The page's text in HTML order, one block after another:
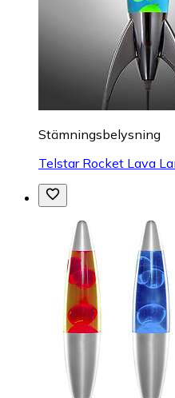
Stämningsbelysning
Telstar Rocket Lava